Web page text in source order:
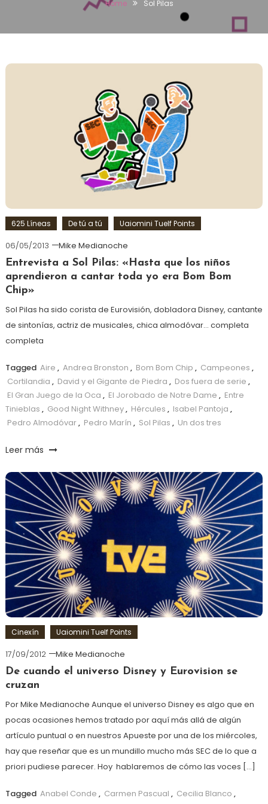
Home Sol Pilas
625 Líneas De tú a tú Uaiomini Tuelf Points
06/05/2013
Mike Medianoche
Entrevista a Sol Pilas: «Hasta que los niños
aprendieron a cantar toda yo era Bom Bom
Chip»
Sol Pilas ha sido corista de Eurovisión, dobladora Disney, cantante
de sintonías, actriz de musicales, chica almodóvar… completa
completa
Tagged Aire , Andrea Bronston , Bom Bom Chip , Campeones ,
Cortilandia , David y el Gigante de Piedra , Dos fuera de serie ,
El Gran Juego de la Oca , El Jorobado de Notre Dame , Entre
Tinieblas , Good Night Withney, Hércules , Isabel Pantoja ,
Pedro Almodóvar, Pedro Marín , Sol Pilas , Un dos tres
Leer más
Cinexín Uaiomini Tuelf Points
17/09/2012
Mike Medianoche
De cuando el universo Disney y Eurovision se
cruzan
Por Mike Medianoche Aunque el universo Disney es algo que en
pocas ocasiones hemos tratado por aquí más allá de algún
artículo puntual o en nuestros Apueste por una de los miércoles,
hay que reseñar que es un mundillo mucho más SEC de lo que a
priori pudiese parecer. Hoy hablaremos de cómo las voces […]
Tagged Anabel Conde , Carmen Pascual , Cecilia Blanco ,